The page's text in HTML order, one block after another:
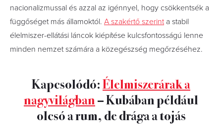
nacionalizmussal és azzal az igénnyel, hogy csökkentsék a
függőséget más államoktól. A szakértő szerinta stabil
élelmiszer-ellátási láncok kiépítése kulcsfontosságú lenne
minden nemzet számára a közegészség megőrzéséhez.
Kapcsolódó:Élelmiszerárak a
nagyvilágban– Kubában például
olcsó a rum, de drága a tojás